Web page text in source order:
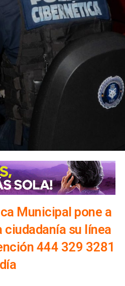
Municipal pone a
ciudadanía su línea
444 329 3281